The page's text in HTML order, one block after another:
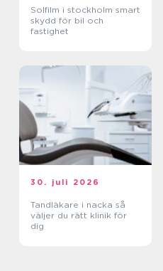
Solfilm i stockholm smart
skydd för bil och
fastighet
30. juli 2026
Tandläkare i nacka så
väljer du rätt klinik för
dig